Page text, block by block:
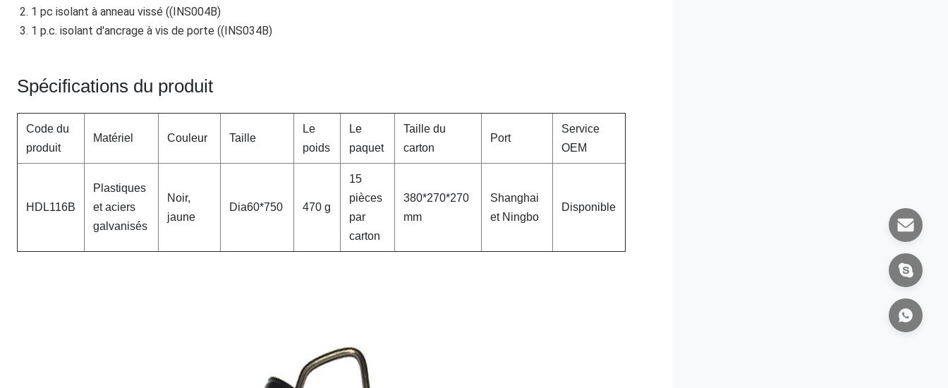
2. 1 pc isolant à anneau vissé ((INS004B)
3. 1 p.c. isolant d'ancrage à vis de porte ((INS034B)
Spécifications du produit
Code du
produit
Matériel Couleur Taille
Le
poids
Le
paquet
Taille du
carton
Port
Service
OEM
HDL116B
Plastiques
et aciers
galvanisés
Noir,
jaune
Dia60*750 470 g
15
pièces
par
carton
380*270*270
mm
Shanghai
et Ningbo
Disponible